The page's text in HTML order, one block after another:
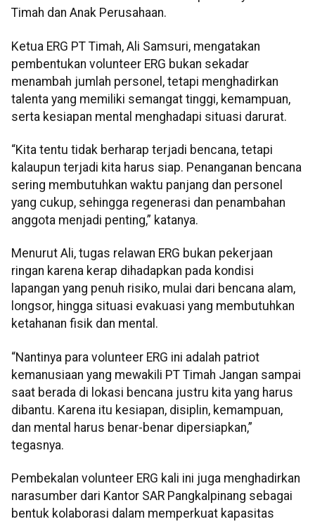
Timah dan Anak Perusahaan.
Ketua ERG PT Timah, Ali Samsuri, mengatakan
pembentukan volunteer ERG bukan sekadar
menambah jumlah personel, tetapi menghadirkan
talenta yang memiliki semangat tinggi, kemampuan,
serta kesiapan mental menghadapi situasi darurat.
“Kita tentu tidak berharap terjadi bencana, tetapi
kalaupun terjadi kita harus siap. Penanganan bencana
sering membutuhkan waktu panjang dan personel
yang cukup, sehingga regenerasi dan penambahan
anggota menjadi penting,” katanya.
Menurut Ali, tugas relawan ERG bukan pekerjaan
ringan karena kerap dihadapkan pada kondisi
lapangan yang penuh risiko, mulai dari bencana alam,
longsor, hingga situasi evakuasi yang membutuhkan
ketahanan fisik dan mental.
“Nantinya para volunteer ERG ini adalah patriot
kemanusiaan yang mewakili PT Timah Jangan sampai
saat berada di lokasi bencana justru kita yang harus
dibantu. Karena itu kesiapan, disiplin, kemampuan,
dan mental harus benar-benar dipersiapkan,”
tegasnya.
Pembekalan volunteer ERG kali ini juga menghadirkan
narasumber dari Kantor SAR Pangkalpinang sebagai
bentuk kolaborasi dalam memperkuat kapasitas